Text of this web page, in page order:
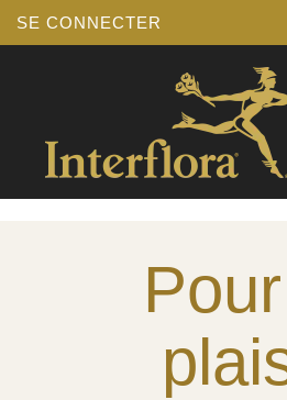
SE CONNECTER